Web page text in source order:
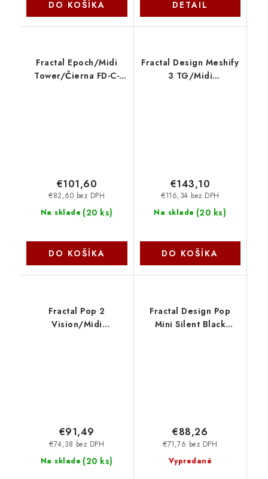
DO KOŠÍKA DETAIL
Fractal Epoch/Midi
Tower/Čierna FD-C-
Na sklade (20 ks)
€82,60 bez DPH
€101,60
DO KOŠÍKA
Fractal Design Meshify
3 TG/Midi
Na sklade (20 ks)
€116,34 bez DPH
€143,10
DO KOŠÍKA
Fractal Pop 2
Vision/Midi
Na sklade (20 ks)
€74,38 bez DPH
€91,49
Fractal Design Pop
Mini Silent Black
Vypredané
€71,76 bez DPH
€88,26